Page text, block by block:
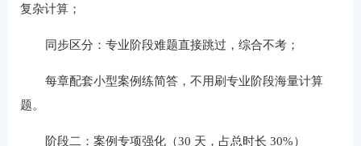
复杂计算；
同步区分：专业阶段难题直接跳过，综合不考；
每章配套小型案例练简答，不用刷专业阶段海量计算
题。
阶段二：案例专项强化（30 天，占总时长 30%）